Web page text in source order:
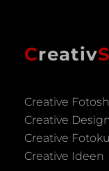
Creativ
Creative
Creative
Creative
Creative Ideen